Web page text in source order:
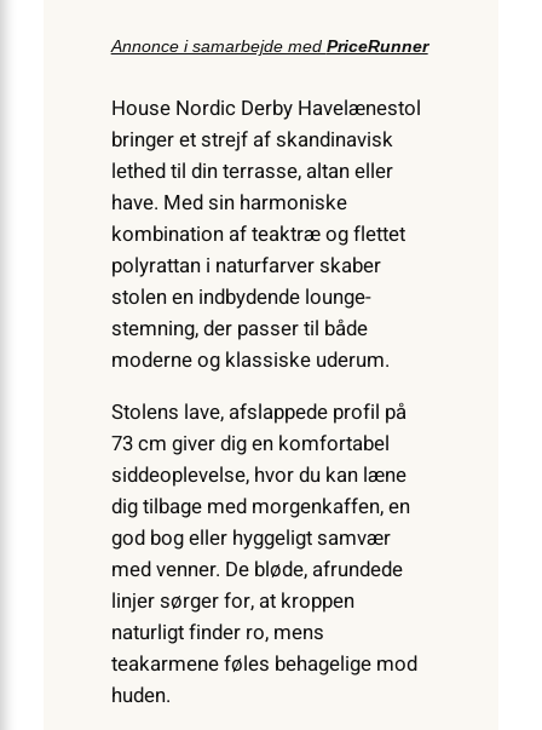
Annonce i samarbejde med PriceRunner
House Nordic Derby Havelænestol
bringer et strejf af skandinavisk
lethed til din terrasse, altan eller
have. Med sin harmoniske
kombination af teaktræ og flettet
polyrattan i naturfarver skaber
stolen en indbydende lounge-
stemning, der passer til både
moderne og klassiske uderum.
Stolens lave, afslappede profil på
73 cm giver dig en komfortabel
siddeoplevelse, hvor du kan læne
dig tilbage med morgenkaffen, en
god bog eller hyggeligt samvær
med venner. De bløde, afrundede
linjer sørger for, at kroppen
naturligt finder ro, mens
teakarmene føles behagelige mod
huden.